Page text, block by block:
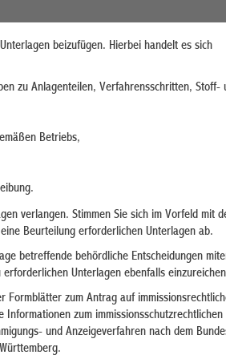
beizufügen. Hierbei handelt es sich
zu Anlagenteilen, Verfahrensschritten, Stoff-
Betriebs,
verlangen. Stimmen Sie sich im Vorfeld mit
Beurteilung erforderlichen Unterlagen ab.
betreffende behördliche Entscheidungen
Unterlagen ebenfalls
Formblätter zum Antrag auf
Informationen zum immissionsschutzrechtlichen
und Anzeigeverfahren nach dem